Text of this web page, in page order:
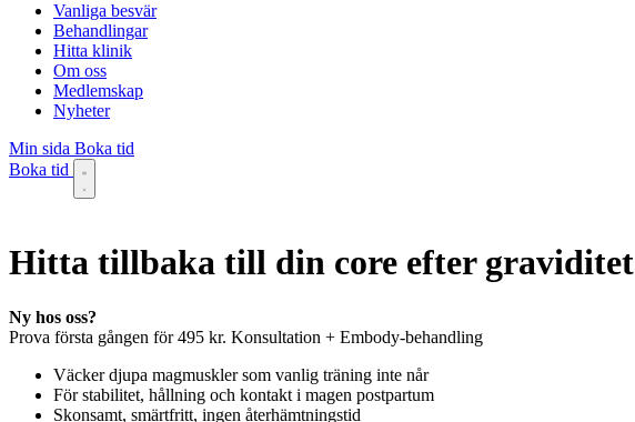
Vanliga besvär
Behandlingar
Hitta klinik
Om oss
Medlemskap
Nyheter
Min sida Boka tid
Boka tid
Hitta tillbaka till din core efter graviditet
Ny hos oss?
Prova första gången för 495 kr. Konsultation + Embody-behandling
Väcker djupa magmuskler som vanlig träning inte når
För stabilitet, hållning och kontakt i magen postpartum
Skonsamt, smärtfritt, ingen återhämtningstid